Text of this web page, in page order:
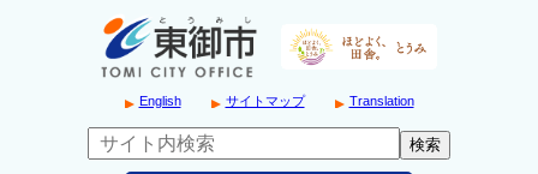
English サイトマップ Translation